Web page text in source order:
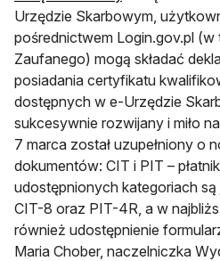
Urzędzie Skarbowym,
pośrednictwem Login.gov.pl
Zaufanego) mogą składać
posiadania certyfikatu
dostępnych w e-Urzędzie
sukcesywnie rozwijany i miło
7 marca został uzupełniony o
dokumentów: CIT i PIT –
udostępnionych kategoriach
CIT-8 oraz PIT-4R, a w
również udostępnienie
Maria Chober, naczelniczka